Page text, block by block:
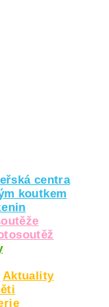
centra
koutkem
Aktuality